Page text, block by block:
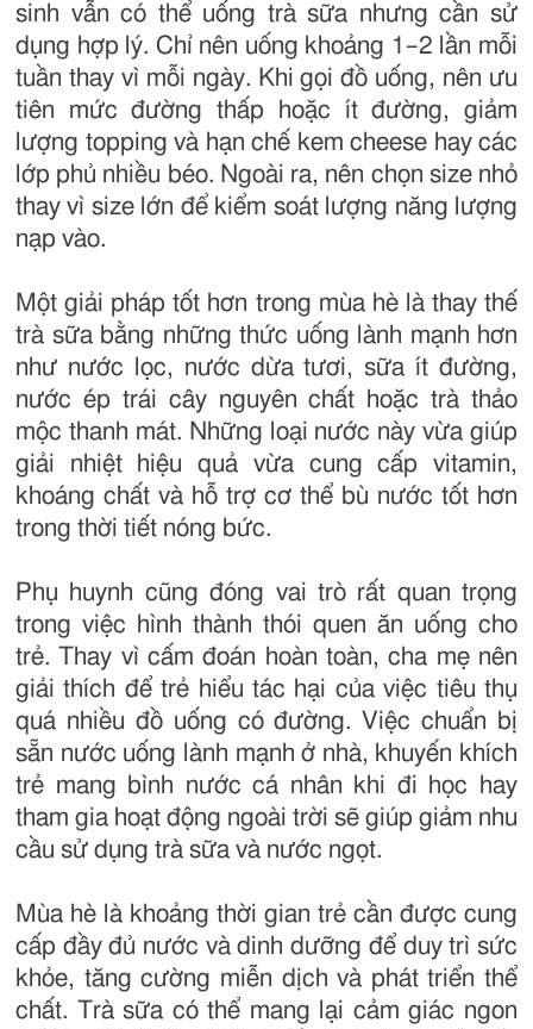
sinh vẫn có thể uống trà sữa nhưng cần sử
dụng hợp lý. Chỉ nên uống khoảng 1–2 lần mỗi
tuần thay vì mỗi ngày. Khi gọi đồ uống, nên ưu
tiên mức đường thấp hoặc ít đường, giảm
lượng topping và hạn chế kem cheese hay các
lớp phủ nhiều béo. Ngoài ra, nên chọn size nhỏ
thay vì size lớn để kiểm soát lượng năng lượng
nạp vào.
Một giải pháp tốt hơn trong mùa hè là thay thế
trà sữa bằng những thức uống lành mạnh hơn
như nước lọc, nước dừa tươi, sữa ít đường,
nước ép trái cây nguyên chất hoặc trà thảo
mộc thanh mát. Những loại nước này vừa giúp
giải nhiệt hiệu quả vừa cung cấp vitamin,
khoáng chất và hỗ trợ cơ thể bù nước tốt hơn
trong thời tiết nóng bức.
Phụ huynh cũng đóng vai trò rất quan trọng
trong việc hình thành thói quen ăn uống cho
trẻ. Thay vì cấm đoán hoàn toàn, cha mẹ nên
giải thích để trẻ hiểu tác hại của việc tiêu thụ
quá nhiều đồ uống có đường. Việc chuẩn bị
sẵn nước uống lành mạnh ở nhà, khuyến khích
trẻ mang bình nước cá nhân khi đi học hay
tham gia hoạt động ngoài trời sẽ giúp giảm nhu
cầu sử dụng trà sữa và nước ngọt.
Mùa hè là khoảng thời gian trẻ cần được cung
cấp đầy đủ nước và dinh dưỡng để duy trì sức
khỏe, tăng cường miễn dịch và phát triển thể
chất. Trà sữa có thể mang lại cảm giác ngon